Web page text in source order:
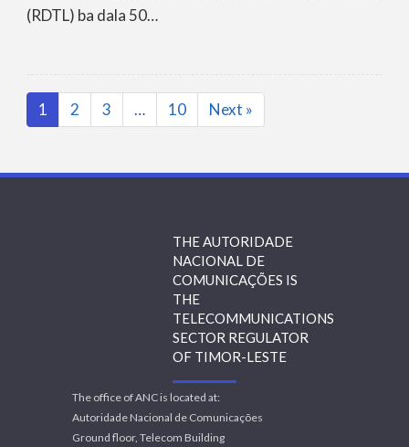
(RDTL) ba dala 50…
Page
1 Page
2 Page
3 … Page
10 Next »
THE AUTORIDADE
NACIONAL DE
COMUNICAÇÕES IS
THE
TELECOMMUNICATIONS
SECTOR REGULATOR
OF TIMOR-LESTE
The office of ANC is located at:
Autoridade Nacional de Comunicações
Ground floor, Telecom Building